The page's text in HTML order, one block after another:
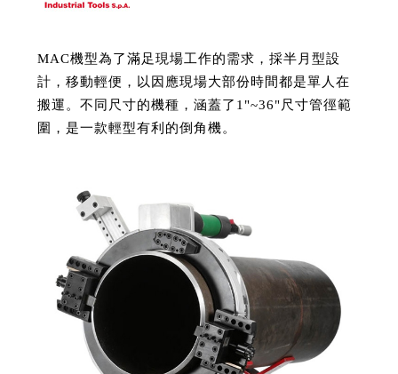
MAC機型為了滿足現場工作的需求，採半月型設
計，移動輕便，以因應現場大部份時間都是單人在
搬運。不同尺寸的機種，涵蓋了1"~36"尺寸管徑範
圍，是一款輕型有利的倒角機。